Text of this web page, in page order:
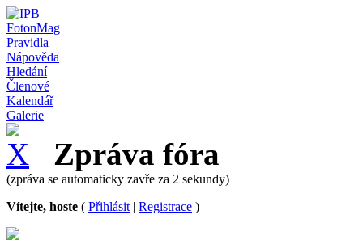
FotonMag
Pravidla
Nápověda
Hledání
Členové
Kalendář
Galerie
Zpráva fóra
(zpráva se automaticky zavře za 2 sekundy)
Vítejte, hoste ( Přihlásit | Registrace )